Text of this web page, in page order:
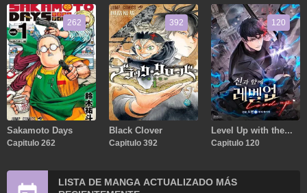
262
Sakamoto Days
Capitulo 262
392
Black Clover
Capitulo 392
120
Level Up with the
Gods
Capitulo 120
LISTA DE MANGA ACTUALIZADO MÁS